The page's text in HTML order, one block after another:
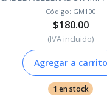
Código: GM100
$180.00
(IVA incluido)
Agregar a carrito
1 en stock